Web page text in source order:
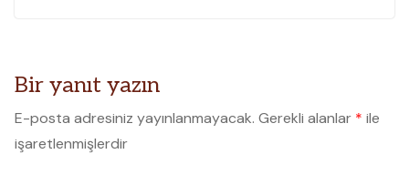
Bir yanıt yazın
E-posta adresiniz yayınlanmayacak. Gerekli alanlar * ile
işaretlenmişlerdir